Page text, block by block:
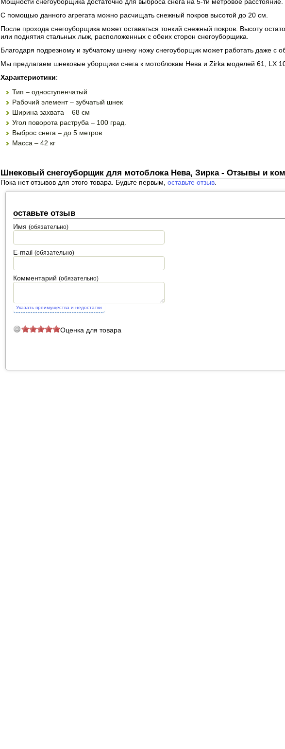
С помощью данного агрегата можно расчищать снежный покров высотой до 20 см.
После прохода снегоуборщика может оставаться тонкий снежный покров. Высоту
или поднятия стальных лыж, расположенных с обеих сторон снегоуборщика.
Благодаря подрезному и зубчатому шнеку ножу снегоуборщик может работать даже с
Мы предлагаем шнековые уборщики снега к мотоблокам Нева и Zirka моделей 61, LX
Характеристики:
Тип – одноступенчатый
Рабочий элемент – зубчатый шнек
Ширина захвата – 68 см
Угол поворота раструба – 100 град.
Выброс снега – до 5 метров
Масса – 42 кг
Шнековый снегоуборщик для мотоблока Нева, Зирка - Отзывы и
Пока нет отзывов для этого товара. Будьте первым,оставьте отзыв
оставьте отзыв
Имя(обязательно)
E-mail(обязательно)
Комментарий(обязательно)
Указать преимущества и недостатки
Оценка для товара